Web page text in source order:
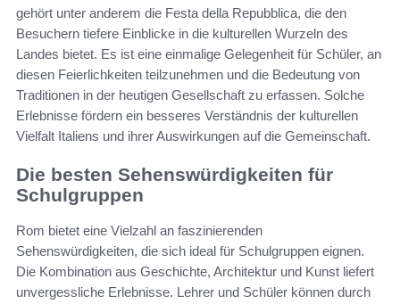
gehört unter anderem die Festa della Repubblica, die den
Besuchern tiefere Einblicke in die kulturellen Wurzeln des
Landes bietet. Es ist eine einmalige Gelegenheit für Schüler, an
diesen Feierlichkeiten teilzunehmen und die Bedeutung von
Traditionen in der heutigen Gesellschaft zu erfassen. Solche
Erlebnisse fördern ein besseres Verständnis der kulturellen
Vielfalt Italiens und ihrer Auswirkungen auf die Gemeinschaft.
Die besten Sehenswürdigkeiten für
Schulgruppen
Rom bietet eine Vielzahl an faszinierenden
Sehenswürdigkeiten, die sich ideal für Schulgruppen eignen.
Die Kombination aus Geschichte, Architektur und Kunst liefert
unvergessliche Erlebnisse. Lehrer und Schüler können durch